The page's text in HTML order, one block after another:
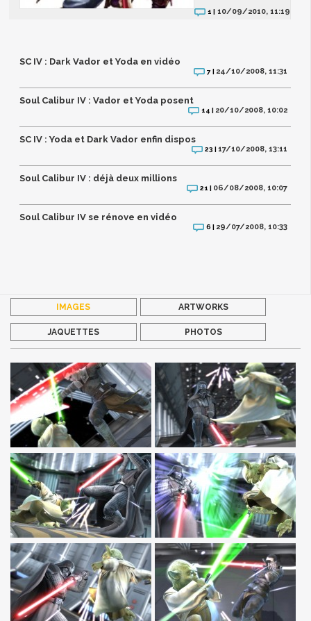
1 | 10/09/2010, 11:19
SC IV : Dark Vador et Yoda en vidéo
7 | 24/10/2008, 11:31
Soul Calibur IV : Vador et Yoda posent
14 | 20/10/2008, 10:02
SC IV : Yoda et Dark Vador enfin dispos
23 |17/10/2008, 13:11
Soul Calibur IV : déjà deux millions
21 | 06/08/2008, 10:07
Soul Calibur IV se rénove en vidéo
6 | 29/07/2008, 10:33
IMAGES ARTWORKS
JAQUETTES PHOTOS